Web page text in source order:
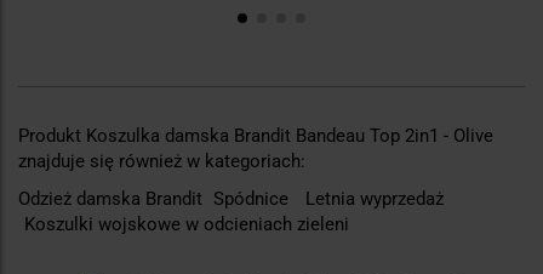
Produkt Koszulka damska Brandit Bandeau Top 2in1 - Olive
znajduje się również w kategoriach:
Odzież damska Brandit
Spódnice
Letnia wyprzedaż
Koszulki wojskowe w odcieniach zieleni